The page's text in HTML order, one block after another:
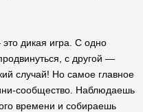
дикая игра. С одно
с другой —
случай! Но самое главное
сообщество. Наблюдаешь
времени и собираешь